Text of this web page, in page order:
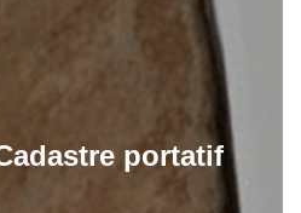
portatif